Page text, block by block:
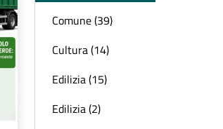
Comune (39)
Cultura (14)
Edilizia (15)
Edilizia (2)